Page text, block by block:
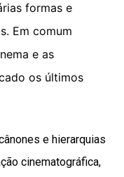
formas e
Em comum
e as
os últimos
e hierarquias
cinematográfica,